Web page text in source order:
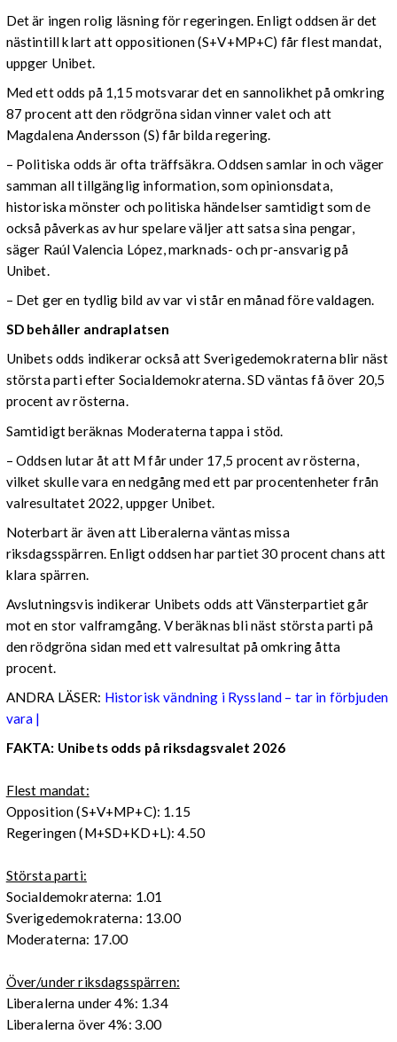
Det är ingen rolig läsning för regeringen. Enligt oddsen är det
nästintill klart att oppositionen (S+V+MP+C) får flest mandat,
uppger Unibet.
Med ett odds på 1,15 motsvarar det en sannolikhet på omkring
87 procent att den rödgröna sidan vinner valet och att
Magdalena Andersson (S) får bilda regering.
– Politiska odds är ofta träffsäkra. Oddsen samlar in och väger
samman all tillgänglig information, som opinionsdata,
historiska mönster och politiska händelser samtidigt som de
också påverkas av hur spelare väljer att satsa sina pengar,
säger Raúl Valencia López, marknads- och pr-ansvarig på
Unibet.
– Det ger en tydlig bild av var vi står en månad före valdagen.
SD behåller andraplatsen
Unibets odds indikerar också att Sverigedemokraterna blir näst
största parti efter Socialdemokraterna. SD väntas få över 20,5
procent av rösterna.
Samtidigt beräknas Moderaterna tappa i stöd.
– Oddsen lutar åt att M får under 17,5 procent av rösterna,
vilket skulle vara en nedgång med ett par procentenheter från
valresultatet 2022, uppger Unibet.
Noterbart är även att Liberalerna väntas missa
riksdagsspärren. Enligt oddsen har partiet 30 procent chans att
klara spärren.
Avslutningsvis indikerar Unibets odds att Vänsterpartiet går
mot en stor valframgång. V beräknas bli näst största parti på
den rödgröna sidan med ett valresultat på omkring åtta
procent.
ANDRA LÄSER: Historisk vändning i Ryssland – tar in förbjuden
vara |
FAKTA: Unibets odds på riksdagsvalet 2026
Flest mandat:
Opposition (S+V+MP+C): 1.15
Regeringen (M+SD+KD+L): 4.50
Största parti:
Socialdemokraterna: 1.01
Sverigedemokraterna: 13.00
Moderaterna: 17.00
Över/under riksdagsspärren:
Liberalerna under 4%: 1.34
Liberalerna över 4%: 3.00